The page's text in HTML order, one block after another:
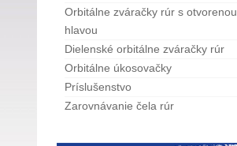
Orbitálne zváračky rúr s otvorenou
hlavou
Dielenské orbitálne zváračky rúr
Orbitálne úkosovačky
Príslušenstvo
Zarovnávanie čela rúr